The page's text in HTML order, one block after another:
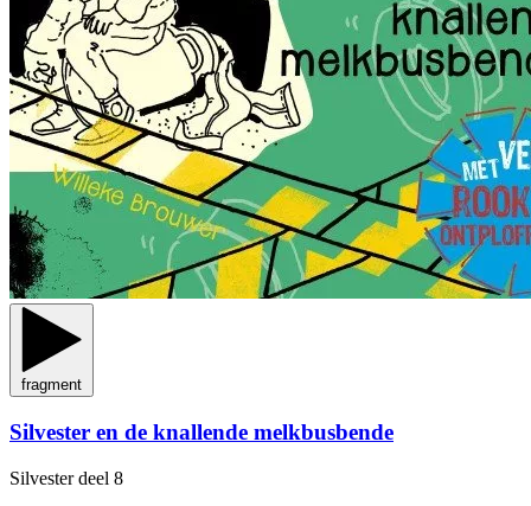
fragment
Silvester en de knallende melkbusbende
Silvesterdeel 8